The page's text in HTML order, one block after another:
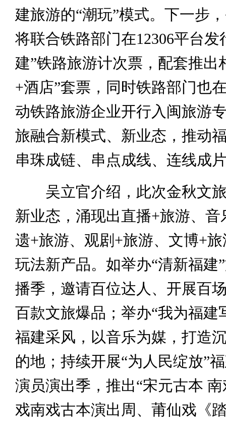
建旅游的“潮玩”模式。下一步
将联合铁路部门在12306平台发
建”铁路旅游计次票，配套推出
+酒店”套票，同时铁路部门也
动铁路旅游企业开行入闽旅游
旅融合新模式、新业态，推动
串珠成链、串点成线、连线成
吴立官介绍，此次金秋文旅
新业态，涌现出直播+旅游、音
遗+旅游、观剧+旅游、文博+
玩法新产品。如举办“清新福建
播季，邀请百位达人、开展百
百款文旅爆品；举办“我为福建
福建采风，以音乐为媒，打造
的地；持续开展“为人民绽放”
演员演出季，推出“宋元古本
戏南戏古本演出周、莆仙戏《